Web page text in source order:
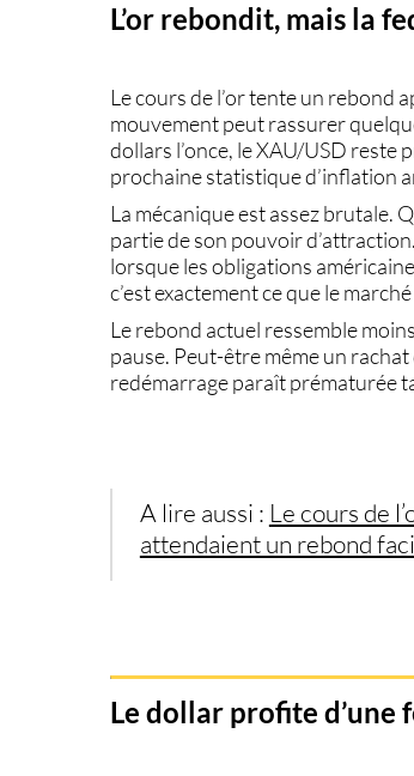
L’or rebondit, mais la
Lecours de l’ortente un rebond
mouvement peut rassurer
dollars l’once, le XAU/USD reste
prochaine statistique d’inflation
La mécanique est assez brutale.
partie de son pouvoir
lorsque les obligations
c’est exactement ce que le
Le rebond actuel ressemble
pause. Peut-être même un
redémarrage paraît prématurée
A lire aussi : Le cours de
attendaient un rebond
Le dollar profite d’une